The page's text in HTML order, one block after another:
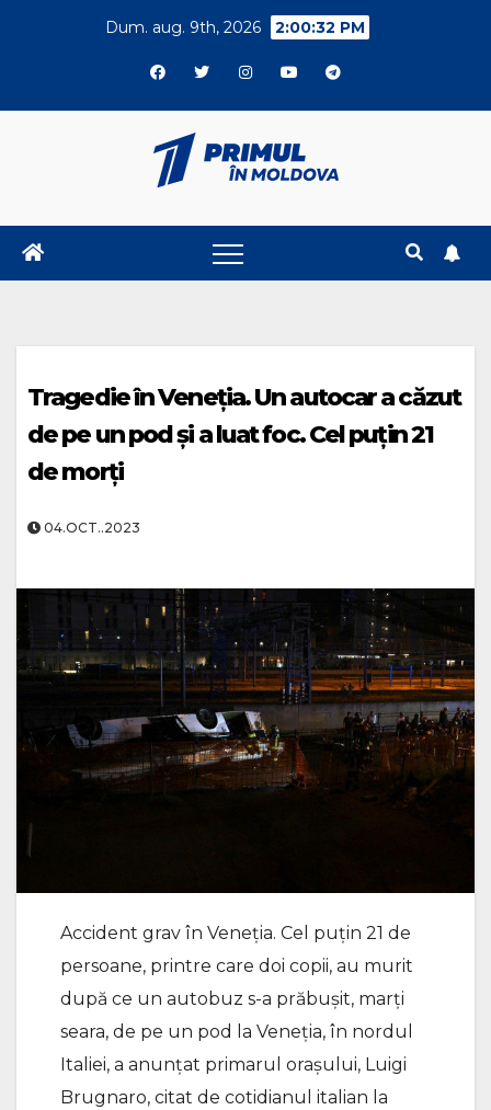
Dum. aug. 9th, 2026 2:00:33 PM
Tragedie în Veneția. Un autocar a căzut
de pe un pod și a luat foc. Cel puțin 21
de morți
04.OCT..2023
Accident grav în Veneția. Cel puţin 21 de
persoane, printre care doi copii, au murit
după ce un autobuz s-a prăbuşit, marţi
seara, de pe un pod la Veneţia, în nordul
Italiei, a anunţat primarul oraşului, Luigi
Brugnaro, citat de cotidianul italian la